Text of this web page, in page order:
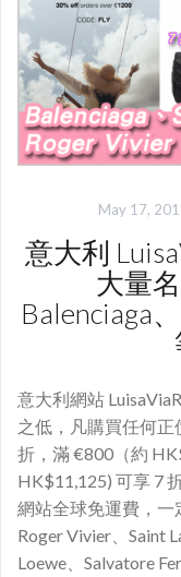
May 17,
意大利
大量
Balenciaga
意大利網站
之低，凡購買任何
折，滿 €800（約
HK$11,125) 可享 7
網站全球免運費，
Roger Vivier、Saint
Loewe、Salvatore